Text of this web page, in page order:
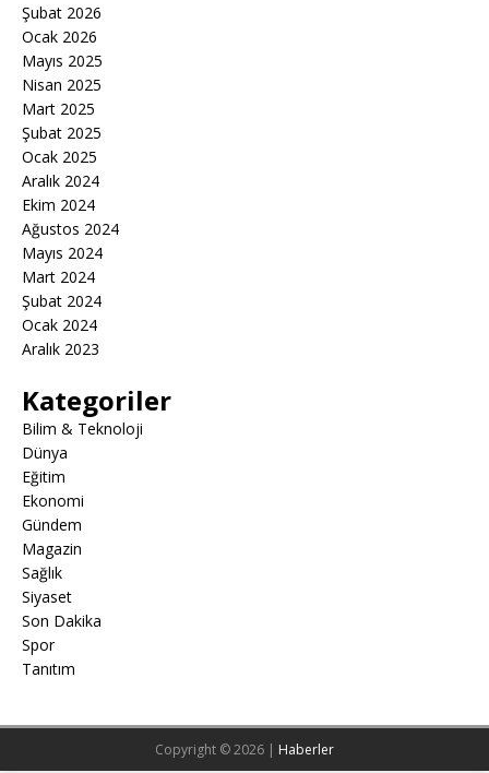
Şubat 2026
Ocak 2026
Mayıs 2025
Nisan 2025
Mart 2025
Şubat 2025
Ocak 2025
Aralık 2024
Ekim 2024
Ağustos 2024
Mayıs 2024
Mart 2024
Şubat 2024
Ocak 2024
Aralık 2023
Kategoriler
Bilim & Teknoloji
Dünya
Eğitim
Ekonomi
Gündem
Magazin
Sağlık
Siyaset
Son Dakika
Spor
Tanıtım
Copyright © 2026 | Haberler